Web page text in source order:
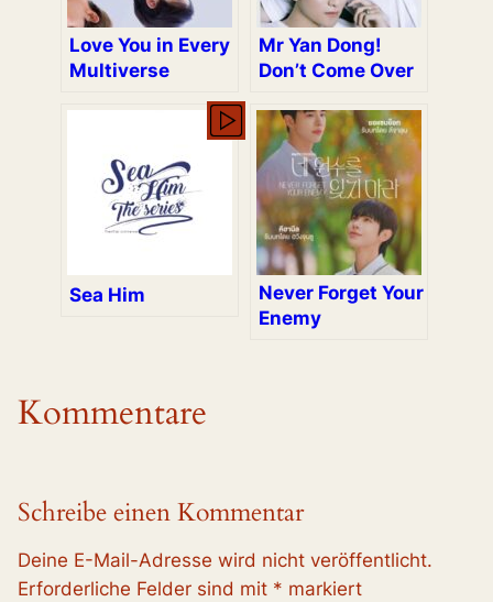
Love You in Every
Multiverse
Mr Yan Dong!
Don’t Come Over
Sea Him
Never Forget Your
Enemy
Kommentare
Schreibe einen Kommentar
Deine E-Mail-Adresse wird nicht veröffentlicht.
Erforderliche Felder sind mit * markiert